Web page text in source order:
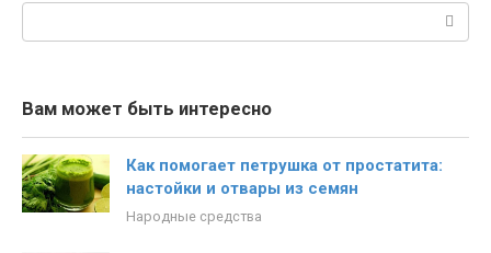
Поиск:
Вам может быть интересно
Как помогает петрушка от простатита:
настойки и отвары из семян
Народные средства